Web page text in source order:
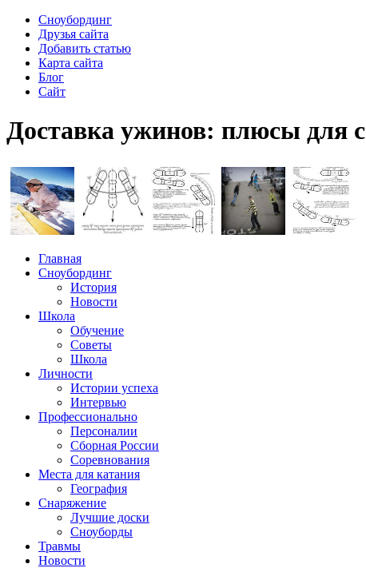
Сноубординг
Друзья сайта
Добавить статью
Карта сайта
Блог
Сайт
Доставка ужинов: плюсы для
Главная
Сноубординг
История
Новости
Школа
Обучение
Советы
Школа
Личности
Истории успеха
Интервью
Профессионально
Персоналии
Сборная России
Соревнования
Места для катания
География
Снаряжение
Лучшие доски
Сноуборды
Травмы
Новости